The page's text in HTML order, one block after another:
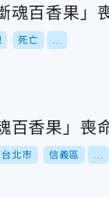
魂百香果
死亡
百香果」
台北市 信義區